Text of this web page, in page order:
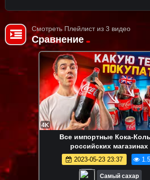
Смотреть Плейлист из 3 видео
Сравнение
4K
Все импортные Кока-
российских магазинах
2023-05-23 23:37
Самый сахар